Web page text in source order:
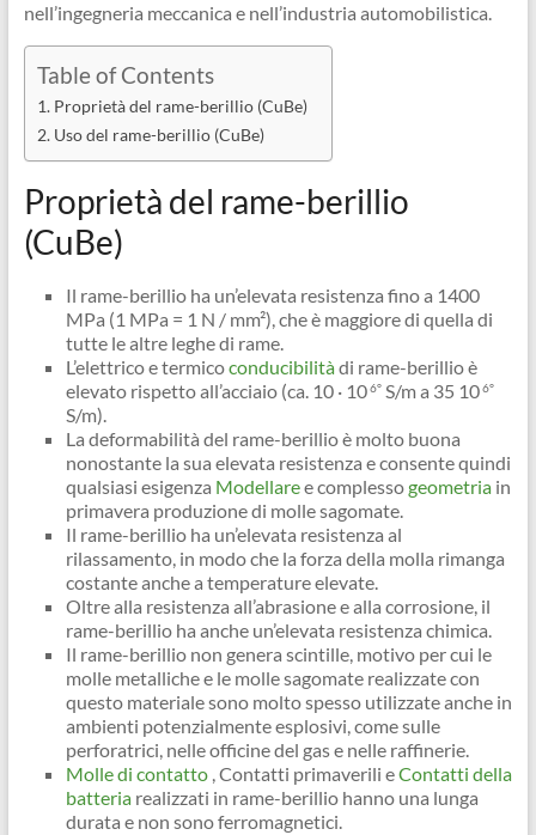
nell’ingegneria meccanica e nell’industria automobilistica.
Table of Contents
Proprietà del rame-berillio (CuBe)
Uso del rame-berillio (CuBe)
Proprietà del rame-berillio
(CuBe)
Il rame-berillio ha un’elevata resistenza fino a 1400
MPa (1 MPa = 1 N / mm²), che è maggiore di quella di
tutte le altre leghe di rame.
L’elettrico e termicoconducibilitàdi rame-berillio è
elevato rispetto all’acciaio (ca. 10 · 106°S/m a 35 106°
S/m).
La deformabilità del rame-berillio è molto buona
nonostante la sua elevata resistenza e consente quindi
qualsiasi esigenza Modellaree complessogeometriain
primavera produzione di molle sagomate.
Il rame-berillio ha un’elevata resistenza al
rilassamento, in modo che la forza della molla rimanga
costante anche a temperature elevate.
Oltre alla resistenza all’abrasione e alla corrosione, il
rame-berillio ha anche un’elevata resistenza chimica.
Il rame-berillio non genera scintille, motivo per cui le
molle metalliche e le molle sagomate realizzate con
questo materiale sono molto spesso utilizzate anche in
ambienti potenzialmente esplosivi, come sulle
perforatrici, nelle officine del gas e nelle raffinerie.
Molle di contatto, Contatti primaverili eContatti della
batteriarealizzati in rame-berillio hanno una lunga
durata e non sono ferromagnetici.